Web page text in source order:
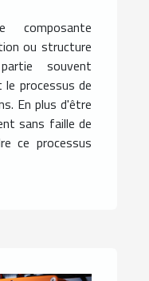
ou structure
souvent
processus de
En plus d'être
sans faille de
ce processus